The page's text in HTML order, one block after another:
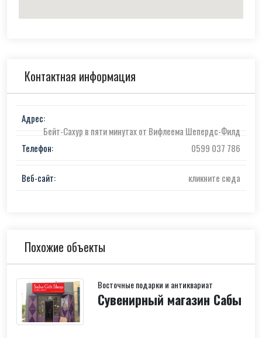
Контактная информация
Адрес:
Бейт-Сахур в пяти минутах от Вифлеема Шепердс-Филд
Телефон:
0599 037 786
Веб-сайт: кликните сюда
Похожие объекты
Восточные подарки и антиквариат
Сувенирный магазин Сабы